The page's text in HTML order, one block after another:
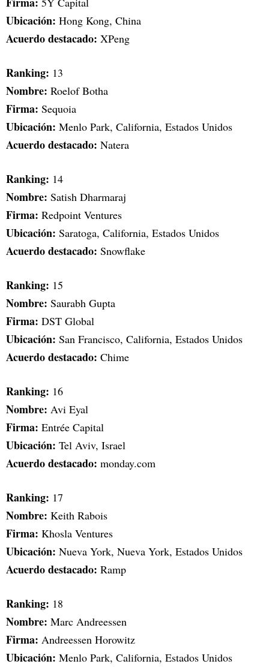
Ubicación: Hong Kong, China
Acuerdo destacado: XPeng
Ranking: 13
Nombre: Roelof Botha
Firma: Sequoia
Ubicación: Menlo Park, California, Estados Unidos
Acuerdo destacado: Natera
Ranking: 14
Nombre: Satish Dharmaraj
Firma: Redpoint Ventures
Ubicación: Saratoga, California, Estados Unidos
Acuerdo destacado: Snowflake
Ranking: 15
Nombre: Saurabh Gupta
Firma: DST Global
Ubicación: San Francisco, California, Estados Unidos
Acuerdo destacado: Chime
Ranking: 16
Nombre: Avi Eyal
Firma: Entrée Capital
Ubicación: Tel Aviv, Israel
Acuerdo destacado: monday.com
Ranking: 17
Nombre: Keith Rabois
Firma: Khosla Ventures
Ubicación: Nueva York, Nueva York, Estados Unidos
Acuerdo destacado: Ramp
Ranking: 18
Nombre: Marc Andreessen
Firma: Andreessen Horowitz
Ubicación: Menlo Park, California, Estados Unidos